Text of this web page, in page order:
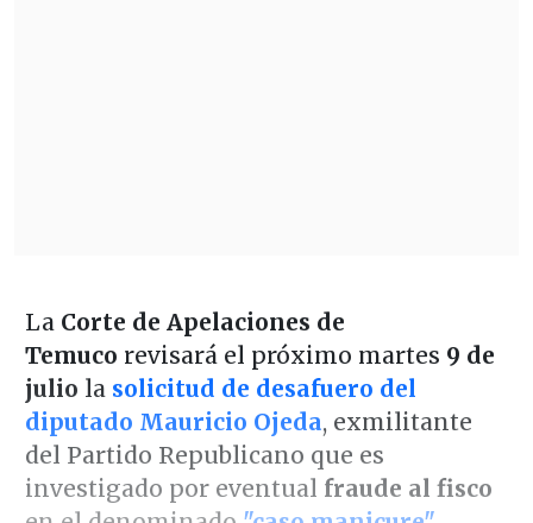
La Corte de Apelaciones de
Temuco revisará el próximo martes 9 de
julio la solicitud de desafuero del
diputado Mauricio Ojeda, exmilitante
del Partido Republicano que es
investigado por eventual fraude al fisco